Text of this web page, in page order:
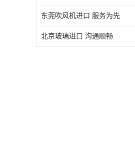
东莞吹风机进口 服务为先
北京玻璃进口 沟通顺畅